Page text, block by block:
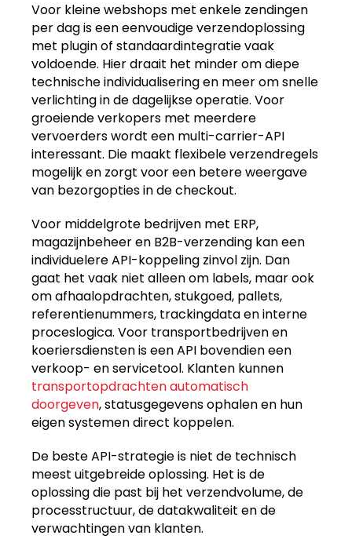
Voor kleine webshops met enkele zendingen
per dag is een eenvoudige verzendoplossing
met plugin of standaardintegratie vaak
voldoende. Hier draait het minder om diepe
technische individualisering en meer om snelle
verlichting in de dagelijkse operatie. Voor
groeiende verkopers met meerdere
vervoerders wordt een multi-carrier-API
interessant. Die maakt flexibele verzendregels
mogelijk en zorgt voor een betere weergave
van bezorgopties in de checkout.
Voor middelgrote bedrijven met ERP,
magazijnbeheer en B2B-verzending kan een
individuelere API-koppeling zinvol zijn. Dan
gaat het vaak niet alleen om labels, maar ook
om afhaalopdrachten, stukgoed, pallets,
referentienummers, trackingdata en interne
proceslogica. Voor transportbedrijven en
koeriersdiensten is een API bovendien een
verkoop- en servicetool. Klanten kunnen
transportopdrachten automatisch
doorgeven, statusgegevens ophalen en hun
eigen systemen direct koppelen.
De beste API-strategie is niet de technisch
meest uitgebreide oplossing. Het is de
oplossing die past bij het verzendvolume, de
processtructuur, de datakwaliteit en de
verwachtingen van klanten.